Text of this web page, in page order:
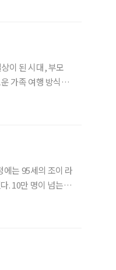
이 된 시대, 부모
가족 여행 방식으
는 95세의 조이 라
. 10만 명이 넘는 팔